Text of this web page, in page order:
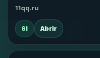
11qq.ru
SI Abrir